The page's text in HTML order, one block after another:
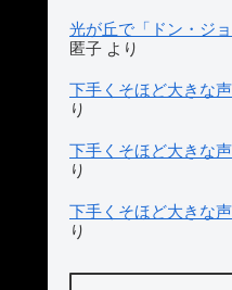
光が丘で「ドン・ジ
匿子 より
下手くそほど大きな
り
下手くそほど大きな
り
下手くそほど大きな
り